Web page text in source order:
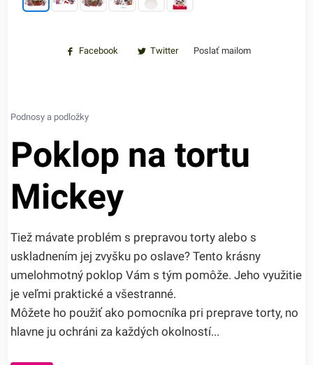
Facebook Twitter Poslať mailom
Podnosy a podložky
Poklop na tortu
Mickey
Tiež mávate problém s prepravou torty alebo s
uskladnením jej zvyšku po oslave? Tento krásny
umelohmotný poklop Vám s tým pomôže. Jeho využitie
je veľmi praktické a všestranné.
Môžete ho použiť ako pomocníka pri preprave torty, no
hlavne ju ochráni za každých okolností...